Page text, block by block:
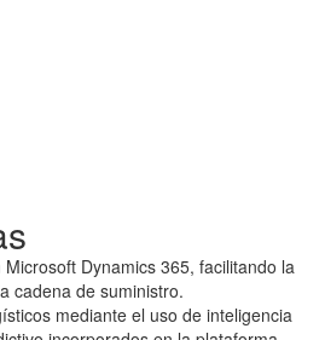
Dynamics 365, facilitando la
cadena de suministro.
mediante el uso de inteligencia